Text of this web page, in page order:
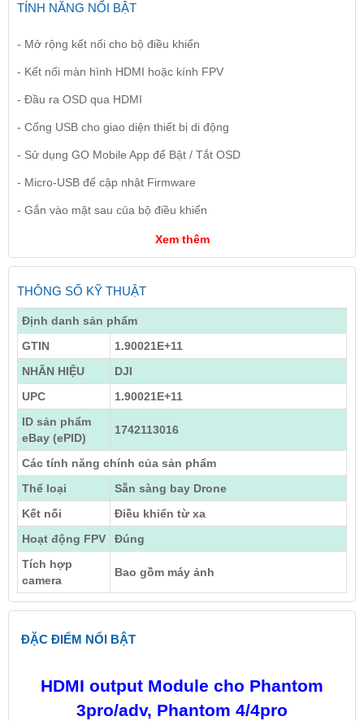
TÍNH NĂNG NỔI BẬT
- Mở rộng kết nối cho bộ điều khiển
- Kết nối màn hình HDMI hoặc kính FPV
- Đầu ra OSD qua HDMI
- Cổng USB cho giao diện thiết bị di động
- Sử dụng GO Mobile App để Bật / Tắt OSD
- Micro-USB để cập nhật Firmware
- Gắn vào mặt sau của bộ điều khiển
Xem thêm
THÔNG SỐ KỸ THUẬT
Định danh sản phẩm
GTIN
1.90021E+11
NHÃN HIỆU
DJI
UPC
1.90021E+11
ID sản phẩm
eBay (ePID)
1742113016
Các tính năng chính của sản phẩm
Thể loại
Sẵn sàng bay Drone
Kết nối
Điều khiển từ xa
Hoạt động FPV
Đúng
Tích hợp
camera
Bao gồm máy ảnh
ĐẶC ĐIỂM NỔI BẬT
HDMI output Module cho Phantom
3pro/adv, Phantom 4/4pro